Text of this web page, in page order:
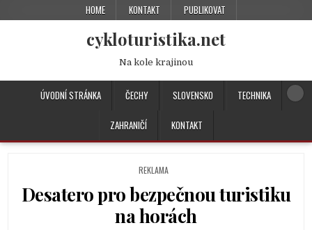
HOME KONTAKT PUBLIKOVAT
cykloturistika.net
Na kole krajinou
ÚVODNÍ STRÁNKA ČECHY SLOVENSKO TECHNIKA
ZAHRANIČÍ KONTAKT
P
S
T
REKLAMA
Desatero pro bezpečnou turistiku
na horách